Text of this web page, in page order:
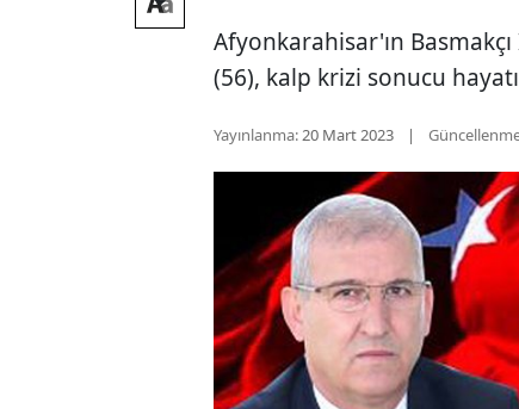
Afyonkarahisar'ın
(56), kalp krizi sonucu
Yayınlanma:20 Mart 2023